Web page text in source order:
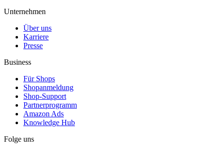
Unternehmen
Über uns
Karriere
Presse
Business
Für Shops
Shopanmeldung
Shop-Support
Partnerprogramm
Amazon Ads
Knowledge Hub
Folge uns